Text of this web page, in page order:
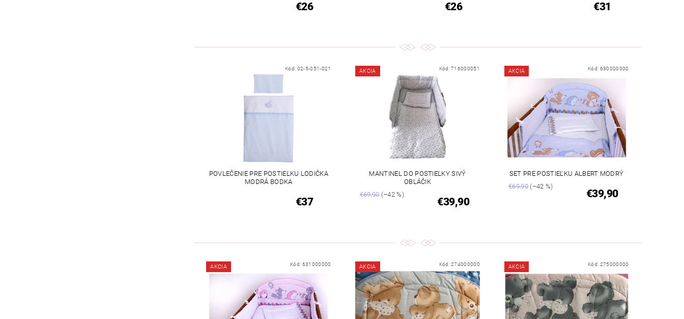
€26 €26 €31
Kód: 02-5-051-021
POVLEČENIE PRE POSTIEĽKU LODIČKA
MODRÁ BODKA
€37
AKCIA Kód:716000051
MANTINEL DO POSTIEĽKY SIVÝ
OBLÁČIK
€69,90(–42 %)
€39,90
AKCIA Kód: 630000000
SET PRE POSTIEĽKU ALBERT MODRÝ
€69,90 (–42 %)
€39,90
AKCIA Kód: 631000000 AKCIA Kód:274000000 AKCIA Kód: 275000000